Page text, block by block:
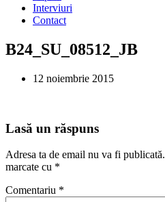
Interviuri
Contact
B24_SU_08512_JB
12 noiembrie 2015
Lasă un răspuns
Adresa ta de email nu va fi publicată.
marcate cu *
Comentariu *